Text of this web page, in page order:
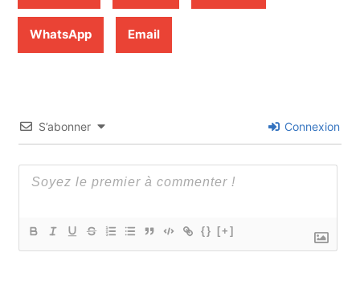
WhatsApp Email
S’abonner Connexion
{} [+]